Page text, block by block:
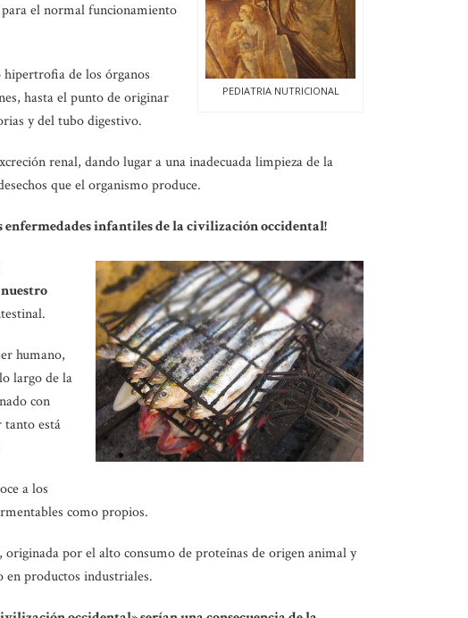
PEDIATRIA NUTRICIONAL
el normal funcionamiento
de los órganos
hasta el punto de originar
y del tubo digestivo.
renal, dando lugar a una inadecuada limpieza de la
que el organismo produce.
enfermedades infantiles de la civilización occidental!
humano,
largo de la
con
tanto está
a los
como propios.
, originada por el alto consumo de proteínas de origen animal y
en productos industriales.